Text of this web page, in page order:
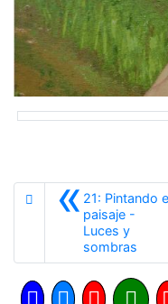
«21: Pintando
paisaje -
Luces y
sombras